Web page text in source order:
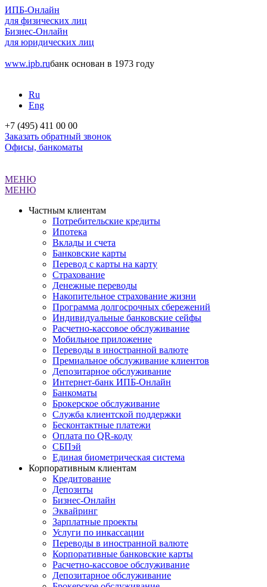
ИПБ-Онлайн
для физических лиц
Бизнес-Онлайн
для юридических лиц
www.ipb.ruбанк основан в 1973 году
Ru
Eng
+7 (495) 411 00 00
Заказать обратный звонок
Офисы, банкоматы
МЕНЮ
МЕНЮ
Частным клиентам
Потребительские кредиты
Ипотека
Вклады и счета
Банковские карты
Перевод с карты на карту
Страхование
Денежные переводы
Накопительное страхование жизни
Программа долгосрочных сбережений
Индивидуальные банковские сейфы
Расчетно-кассовое обслуживание
Мобильное приложение
Переводы в иностранной валюте
Премиальное обслуживание клиентов
Депозитарное обслуживание
Интернет-банк ИПБ-Онлайн
Банкоматы
Брокерское обслуживание
Служба клиентской поддержки
Бесконтактные платежи
Оплата по QR-коду
СБПэй
Единая биометрическая система
Корпоративным клиентам
Кредитование
Депозиты
Бизнес-Онлайн
Эквайринг
Зарплатные проекты
Услуги по инкассации
Переводы в иностранной валюте
Корпоративные банковские карты
Расчетно-кассовое обслуживание
Депозитарное обслуживание